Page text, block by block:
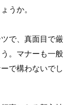
うか。
で、真面目で厳
。マナーも一般
で構わないでし